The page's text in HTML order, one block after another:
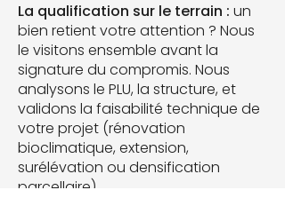
​​La qualification sur le terrain : un
bien retient votre attention ? Nous
le visitons ensemble avant la
signature du compromis. Nous
analysons le PLU, la structure, et
validons la faisabilité technique de
votre projet (rénovation
bioclimatique, extension,
surélévation ou densification
parcellaire).